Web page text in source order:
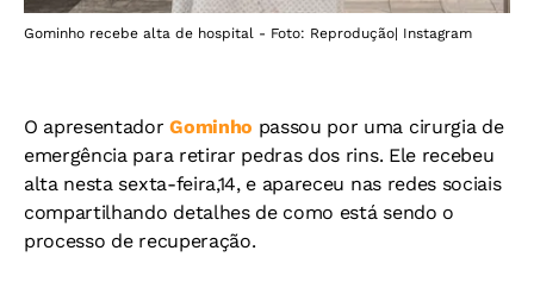
Gominho recebe alta de hospital - Foto: Reprodução| Instagram
O apresentadorGominho passou por uma cirurgia de
emergência para retirar pedras dos rins. Ele recebeu
alta nesta sexta-feira,14, e apareceu nas redes sociais
compartilhando detalhes de como está sendo o
processo de recuperação.